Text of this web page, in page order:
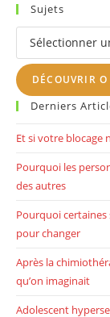
Sujets
Sujets
DÉCOUVRIR
Derniers
Et si votre blocage
Pourquoi les
des autres
Pourquoi
pour changer
Après la
qu’on imaginait
Adolescent